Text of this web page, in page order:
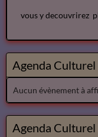
vous y decouvrirez
Agenda Culturel
Aucun évènement à
Agenda